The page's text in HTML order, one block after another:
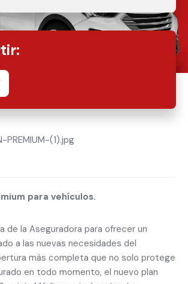
para vehículos.
de la Aseguradora para ofrecer un
a las nuevas necesidades del
más completa que no solo protege
en todo momento, el nuevo plan